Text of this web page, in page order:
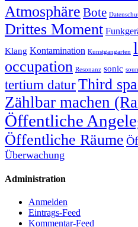
Atmosphäre Bote
Drittes Moment
Klang Kontamination Kunstgangarten
occupation Resonanz sonic
tertium daturThird
Zählbar machen
Öffentliche
Öffentliche Räume
Überwachung
Administration
Anmelden
Eintrags-Feed
Kommentar-Feed